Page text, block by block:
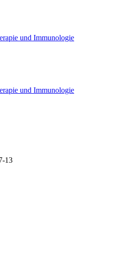
und Immunologie
und Immunologie
13